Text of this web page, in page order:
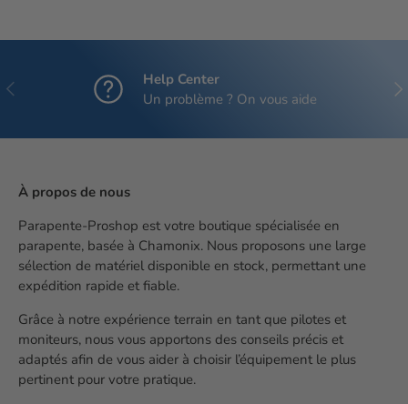
Précédent
Help Center
Un problème ? On vous aide
À propos de nous
Parapente-Proshop est votre boutique spécialisée en
parapente, basée à Chamonix. Nous proposons une large
sélection de matériel disponible en stock, permettant une
expédition rapide et fiable.
Grâce à notre expérience terrain en tant que pilotes et
moniteurs, nous vous apportons des conseils précis et
adaptés afin de vous aider à choisir l’équipement le plus
pertinent pour votre pratique.